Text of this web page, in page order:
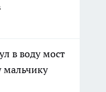
в воду мост
мальчику